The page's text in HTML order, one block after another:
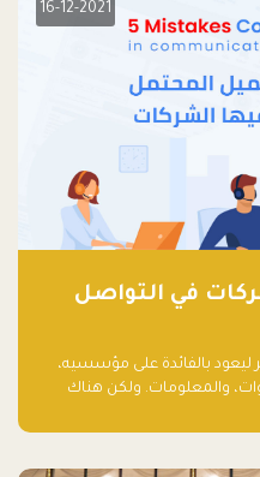
16-12-2021
في التواصل
ليعود بالفائدة على مؤسسيه،
والمعلومات. ولكن هناك